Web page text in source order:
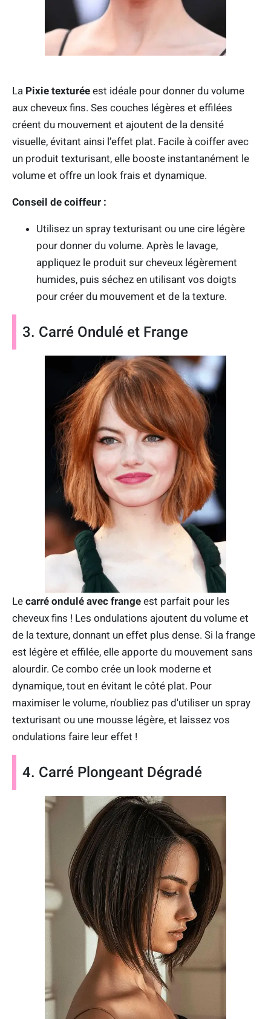
La Pixie texturée est idéale pour donner du volume
aux cheveux fins. Ses couches légères et effilées
créent du mouvement et ajoutent de la densité
visuelle, évitant ainsi l’effet plat. Facile à coiffer avec
un produit texturisant, elle booste instantanément le
volume et offre un look frais et dynamique.
Conseil de coiffeur :
Utilisez un spray texturisant ou une cire légère
pour donner du volume. Après le lavage,
appliquez le produit sur cheveux légèrement
humides, puis séchez en utilisant vos doigts
pour créer du mouvement et de la texture.
3. Carré Ondulé et Frange
Le carré ondulé avec frange est parfait pour les
cheveux fins ! Les ondulations ajoutent du volume et
de la texture, donnant un effet plus dense. Si la frange
est légère et effilée, elle apporte du mouvement sans
alourdir. Ce combo crée un look moderne et
dynamique, tout en évitant le côté plat. Pour
maximiser le volume, n'oubliez pas d'utiliser un spray
texturisant ou une mousse légère, et laissez vos
ondulations faire leur effet !
4. Carré Plongeant Dégradé